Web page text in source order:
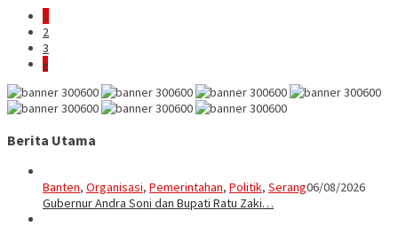
1
2
3
»
Berita Utama
Banten, Organisasi, Pemerintahan, Politik, Serang06/08/2026
Gubernur Andra Soni dan Bupati Ratu Zaki…